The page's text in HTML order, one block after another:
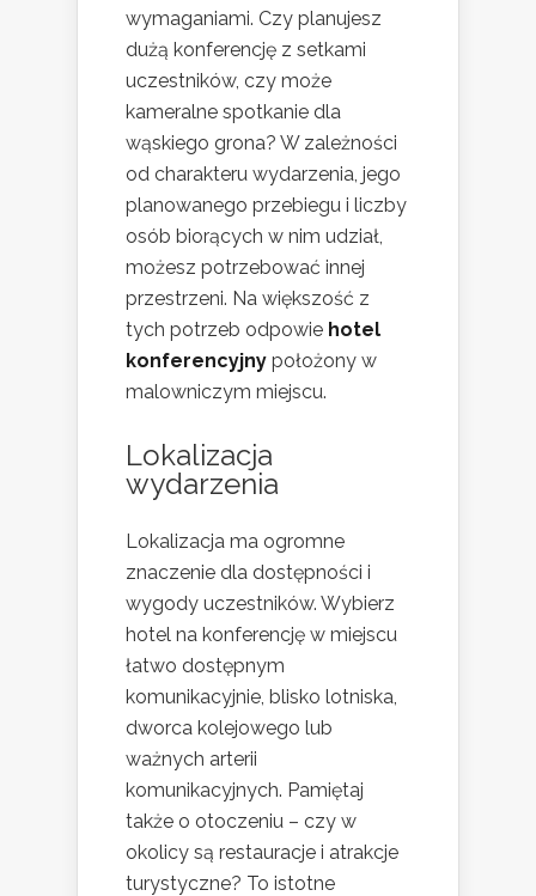
wymaganiami. Czy planujesz
dużą konferencję z setkami
uczestników, czy może
kameralne spotkanie dla
wąskiego grona? W zależności
od charakteru wydarzenia, jego
planowanego przebiegu i liczby
osób biorących w nim udział,
możesz potrzebować innej
przestrzeni. Na większość z
tych potrzeb odpowie hotel
konferencyjny położony w
malowniczym miejscu.
Lokalizacja
wydarzenia
Lokalizacja ma ogromne
znaczenie dla dostępności i
wygody uczestników. Wybierz
hotel na konferencję w miejscu
łatwo dostępnym
komunikacyjnie, blisko lotniska,
dworca kolejowego lub
ważnych arterii
komunikacyjnych. Pamiętaj
także o otoczeniu – czy w
okolicy są restauracje i atrakcje
turystyczne? To istotne